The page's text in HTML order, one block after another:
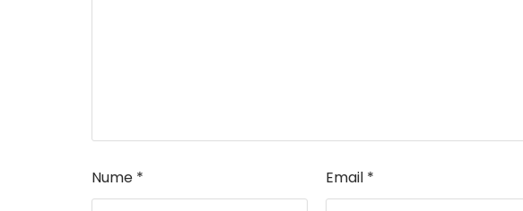
Nume * Email *